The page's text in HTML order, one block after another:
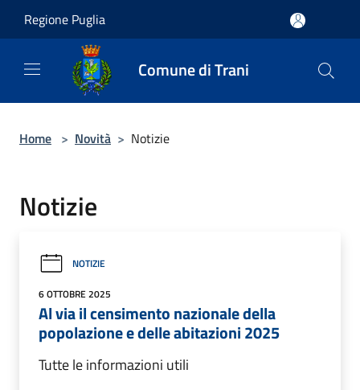
Regione Puglia
Comune di Trani
Home > Novità > Notizie
Notizie
NOTIZIE
6 OTTOBRE 2025
Al via il censimento nazionale della
popolazione e delle abitazioni 2025
Tutte le informazioni utili